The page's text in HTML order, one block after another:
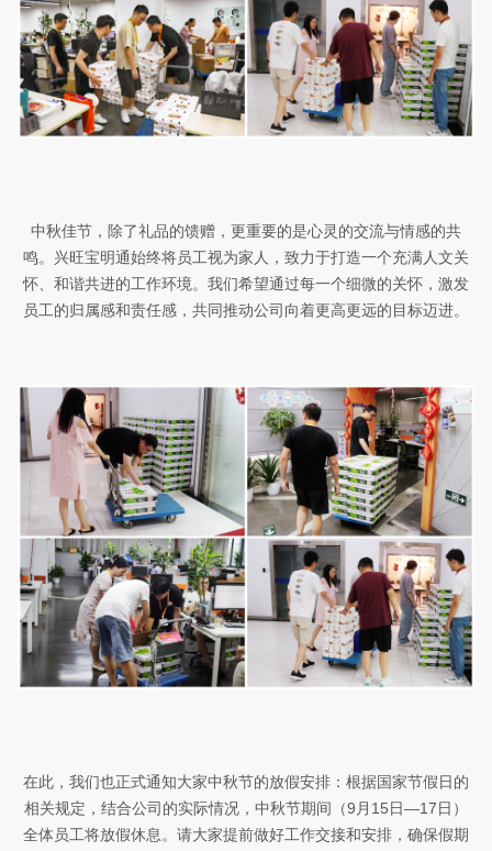
中秋佳节，除了礼品的馈赠，更重要的是心灵的交流与情感的共
鸣。兴旺宝明通始终将员工视为家人 ，致力于打造一个充满人文关
怀、和谐共进的工作环境。我们希望通过每一个细微的关怀，激发
员工的归属感和责任感，共同推动公司向着更高更远的目标迈进。
在此，我们也正式通知大家中秋节的放假安排：根据国家节假日的
相关规定，结合公司的实际情况，中秋节期间（9月 15日—17日 ）
全体员工将放假休息。请大家提前做好工作交接和安排，确保假期